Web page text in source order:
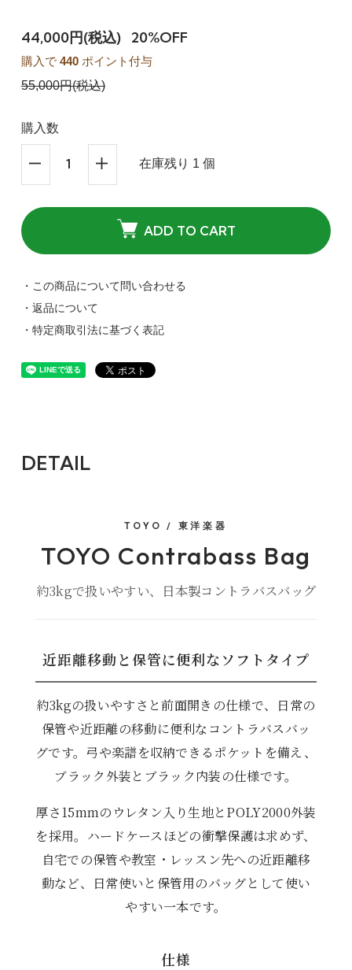
44,000円(税込) 20%OFF
購入で 440ポイント付与
55,000円(税込)
購入数
在庫残り 1 個
ADD TO CART
・この商品について問い合わせる
・返品について
・特定商取引法に基づく表記
DETAIL
TOYO / 東洋楽器
TOYO Contrabass Bag
約3kgで扱いやすい、日本製コントラバスバッグ
近距離移動と保管に便利なソフトタイプ
約3kgの扱いやすさと前面開きの仕様で、日常の
保管や近距離の移動に便利なコントラバスバッ
グです。弓や楽譜を収納できるポケットを備え、
ブラック外装とブラック内装の仕様です。
厚さ15mmのウレタン入り生地とPOLY2000外装
を採用。ハードケースほどの衝撃保護は求めず、
自宅での保管や教室・レッスン先への近距離移
動など、日常使いと保管用のバッグとして使い
やすい一本です。
仕様